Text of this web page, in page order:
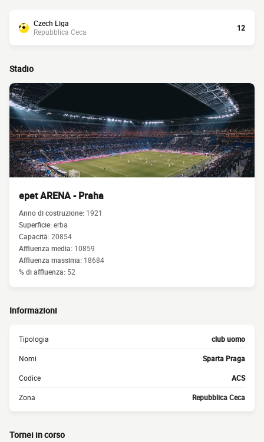
Czech Liga
Repubblica Ceca
12
Stadio
epet ARENA - Praha
Anno di costruzione: 1921
Superficie:erba
Capacità:20854
Affluenza media: 10859
Affluenza massima: 18684
% di affluenza: 52
Informazioni
Tipologia club uomo
Nomi Sparta Praga
Codice ACS
Zona Repubblica Ceca
Tornei in corso